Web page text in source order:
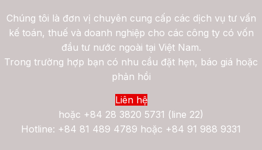
Chúng tôi là đơn vị chuyên cung cấp các dịch vụ tư vấn
kế toán, thuế và doanh nghiệp cho các công ty có vốn
đầu tư nước ngoài tại Việt Nam.
Trong trường hợp bạn có nhu cầu đặt hẹn, báo giá hoặc
phản hồi
Liên hệ
hoặc +84 28 3820 5731 (line 22)
Hotline: +84 81 489 4789 hoặc +84 91 988 9331